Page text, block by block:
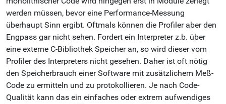
werden müssen, bevor eine Performance-Messung
überhaupt Sinn ergibt. Oftmals können die Profiler aber den
Engpass gar nicht sehen. Fordert ein Interpreter z.b. über
eine externe C-Bibliothek Speicher an, so wird dieser vom
Profiler des Interpreters nicht gesehen. Daher ist oft nötig
den Speicherbrauch einer Software mit zusätzlichem Meß-
Code zu ermitteln und zu protokollieren. Je nach Code-
Qualität kann das ein einfaches oder extrem aufwendiges